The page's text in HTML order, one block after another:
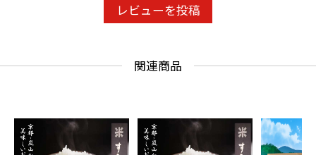
レビューを投稿
関連商品